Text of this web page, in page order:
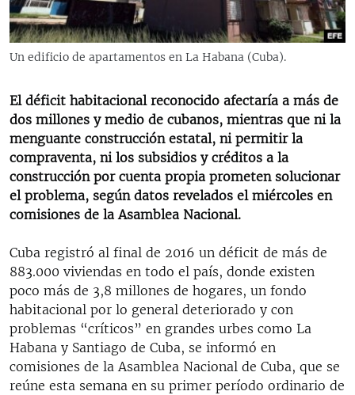
RADIO MARTÍ
ESPECIALES
LA REALIDAD DE LA VIVIENDA EN CUBA
SER VIEJO EN CUBA
KENTU-CUBANO
LOS SANTOS DE HIALEAH
DESINFORMACIÓN RUSA EN AMÉRICA LATINA
EDITORIALES
SÍGUENOS
Un edificio de apartamentos en La Habana (Cuba).
El déficit habitacional reconocido afectaría a más de
dos millones y medio de cubanos, mientras que ni la
menguante construcción estatal, ni permitir la
compraventa, ni los subsidios y créditos a la
construcción por cuenta propia prometen solucionar
el problema, según datos revelados el miércoles en
comisiones de la Asamblea Nacional.
Cuba registró al final de 2016 un déficit de más de
883.000 viviendas en todo el país, donde existen
poco más de 3,8 millones de hogares, un fondo
habitacional por lo general deteriorado y con
problemas “críticos” en grandes urbes como La
Habana y Santiago de Cuba, se informó en
comisiones de la Asamblea Nacional de Cuba, que se
reúne esta semana en su primer período ordinario de